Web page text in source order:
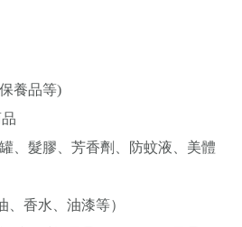
養品等)
、髮膠、芳香劑、防蚊液、美體
、香水、油漆等）